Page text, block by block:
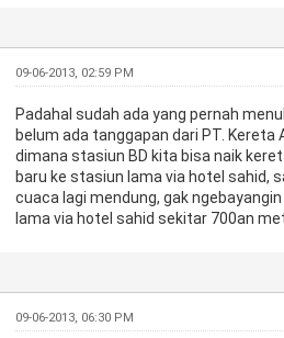
09-06-2013, 02:59 PM
Padahal sudah ada yang pernah
belum ada tanggapan dari PT. Kereta
dimana stasiun BD kita bisa naik
baru ke stasiun lama via hotel sahid,
cuaca lagi mendung, gak
lama via hotel sahid sekitar 700an
09-06-2013, 06:30 PM